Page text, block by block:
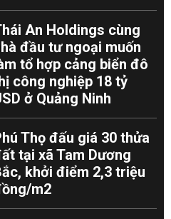
An Holdings cùng
đầu tư ngoại muốn
tổ hợp cảng biển đô
công nghiệp 18 tỷ
ở Quảng Ninh
Thọ đấu giá 30 thửa
tại xã Tam Dương
khởi điểm 2,3 triệu
m2